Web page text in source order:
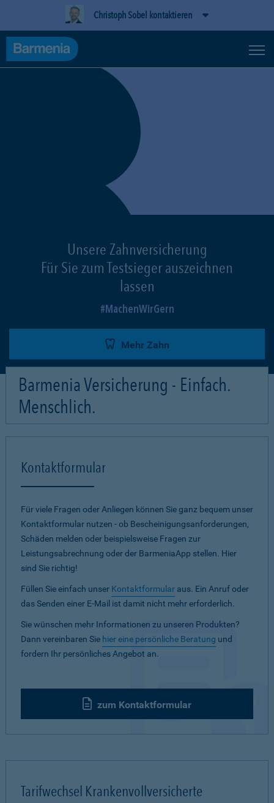
Christoph Sobel kontaktieren
Unsere Zahnversicherung
Für Sie zum Testsieger auszeichnen
lassen
MachenWirGern
Mehr Zahn
Barmenia Versicherung - Einfach.
Menschlich.
Kontaktformular
Für viele Fragen oder Anliegen können Sie ganz bequem unser
Kontaktformular nutzen - ob Bescheinigungsanforderungen,
Schäden melden oder beispielsweise Fragen zur
Leistungsabrechnung oder der BarmeniaApp stellen. Hier
sind Sie richtig!
Füllen Sie einfach unser Kontaktformular aus. Ein Anruf oder
das Senden einer E-Mail ist damit nicht mehr erforderlich.
Sie wünschen mehr Informationen zu unseren Produkten?
Dann vereinbaren Sie hier eine persönliche Beratung und
fordern Ihr persönliches Angebot an.
zum Kontaktformular
Tarifwechsel Krankenvollversicherte